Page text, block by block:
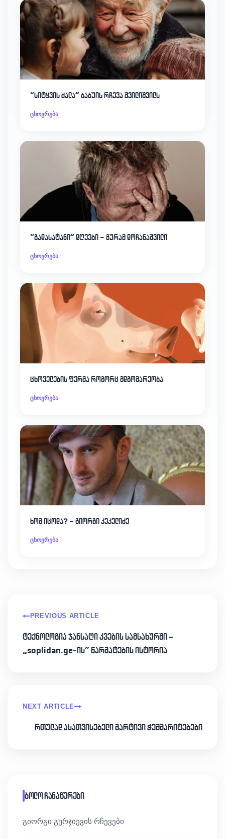
“სიტყვის ძალა” ბაბუის რჩევა შვილიშვილს
ცხოვრება
“გადასატანი” დღეები – გურამ დოჩანაშვილი
ცხოვრება
ცხოველების ფერმა როგორც მდგომარეობა
ცხოვრება
ხომ იცოდა? – გიორგი კეკელიძე
ცხოვრება
PREVIOUS ARTICLE
ტექნოლოგია ჯანსაღი კვების სამსახურში –
„soplidan.ge-ის” წარმატების ისტორია
NEXT ARTICLE
რთულად ასათვისებელი მარტივი ჭეშმარიტებები
ბოლო ჩანაწერები
გიორგი გურჯიევის რჩევები